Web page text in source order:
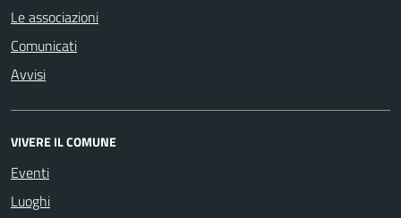
Le associazioni
Comunicati
Avvisi
VIVERE IL COMUNE
Eventi
Luoghi